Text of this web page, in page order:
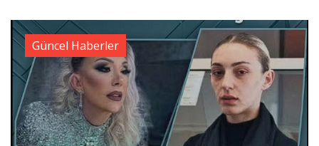
Güncel Haberler